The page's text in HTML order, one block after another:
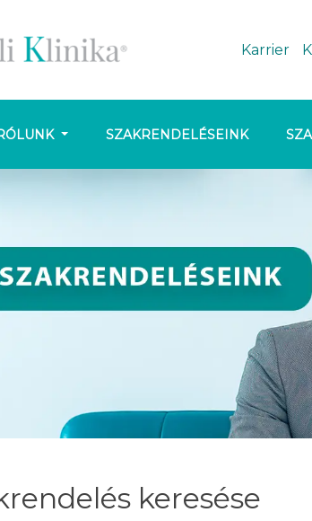
Karrier
SZAKRENDELÉSEINK
keresése